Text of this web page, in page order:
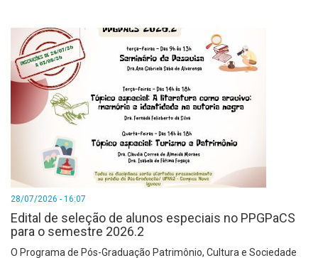
28/07/2026 - 16:07
Edital de seleção de alunos especiais no PPGPaCS
para o semestre 2026.2
O Programa de Pós-Graduação Patrimônio, Cultura e Sociedade